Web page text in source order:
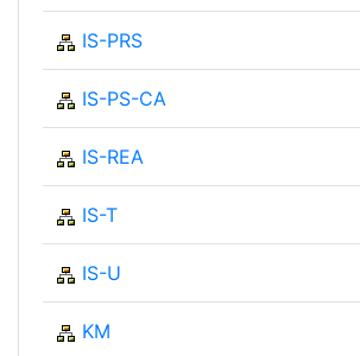
IS-PRS
IS-PS-CA
IS-REA
IS-T
IS-U
KM